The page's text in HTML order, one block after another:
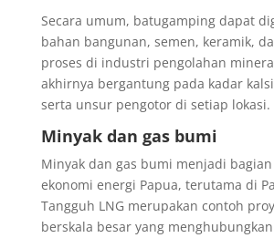
Secara umum, batugamping dapat
bahan bangunan, semen, keramik,
proses di industri pengolahan
akhirnya bergantung pada kadar
serta unsur pengotor di setiap lokasi.
Minyak dan gas bumi
Minyak dan gas bumi menjadi
ekonomi energi Papua, terutama di
Tangguh LNG merupakan contoh
berskala besar yang